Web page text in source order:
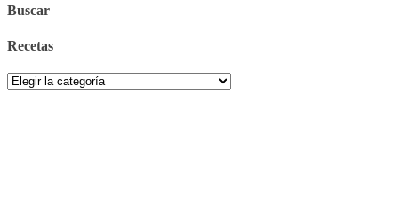
Buscar
Recetas
Recetas